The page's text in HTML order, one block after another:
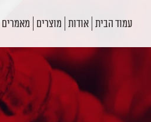
עמוד הבית אודות מוצרים מאמרים